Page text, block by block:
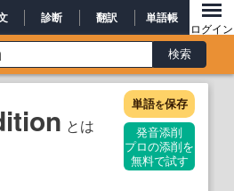
診断 翻訳 単語帳
ログイン
とは
単語を保存
発音添削
プロの添削を
無料で試す